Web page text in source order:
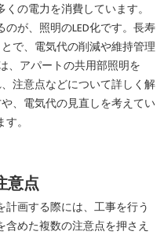
の電力を消費しています。
が、照明のLED化です。長寿
で、電気代の削減や維持管理
、アパートの共用部照明を
注意点などについて詳しく解
、電気代の見直しを考えてい
。
意点
画する際には、工事を行う
めた複数の注意点を押さえ